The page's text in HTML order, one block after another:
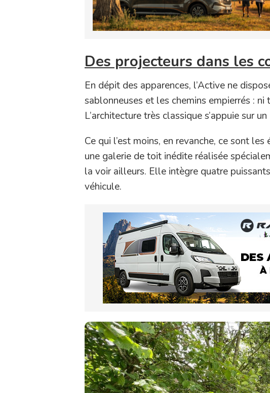
Des projecteurs dans les
En dépit des apparences, l’Active ne
sablonneuses et les chemins empierrés :
L’architecture très classique s’appuie sur
Ce qui l’est moins, en revanche, ce sont
une galerie de toit inédite réalisée
la voir ailleurs. Elle intègre quatre
véhicule.